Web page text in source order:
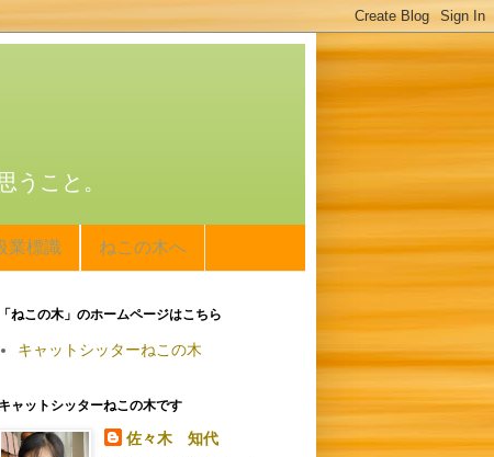
こと。
業標識 ねこの木へ
「ねこの木」のホームページはこちら
キャットシッターねこの木
キャットシッターねこの木です
佐々木 知代